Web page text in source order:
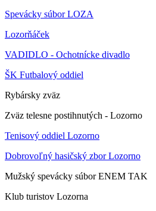
Spevácky súbor LOZA
Lozorňáček
VADIDLO - Ochotnícke divadlo
ŠK Futbalový oddiel
Rybársky zväz
Zväz telesne postihnutých - Lozorno
Tenisový oddiel Lozorno
Dobrovoľný hasičský zbor Lozorno
Mužský spevácky súbor ENEM TAK
Klub turistov Lozorna